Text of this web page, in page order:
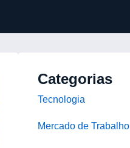
Categorias
Tecnologia
Mercado de Trabalho